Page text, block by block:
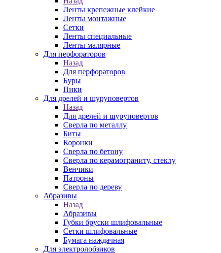
Ленты крепежные клейкие
Ленты монтажные
Сетки
Ленты специальные
Ленты малярные
Для перфораторов
Назад
Для перфораторов
Буры
Пики
Для дрелей и шуруповертов
Назад
Для дрелей и шуруповертов
Сверла по металлу
Биты
Коронки
Сверла по бетону
Сверла по керамограниту, стеклу
Венчики
Патроны
Сверла по дереву
Абразивы
Назад
Абразивы
Губки бруски шлифовальные
Сетки шлифовальные
Бумага наждачная
Для электролобзиков